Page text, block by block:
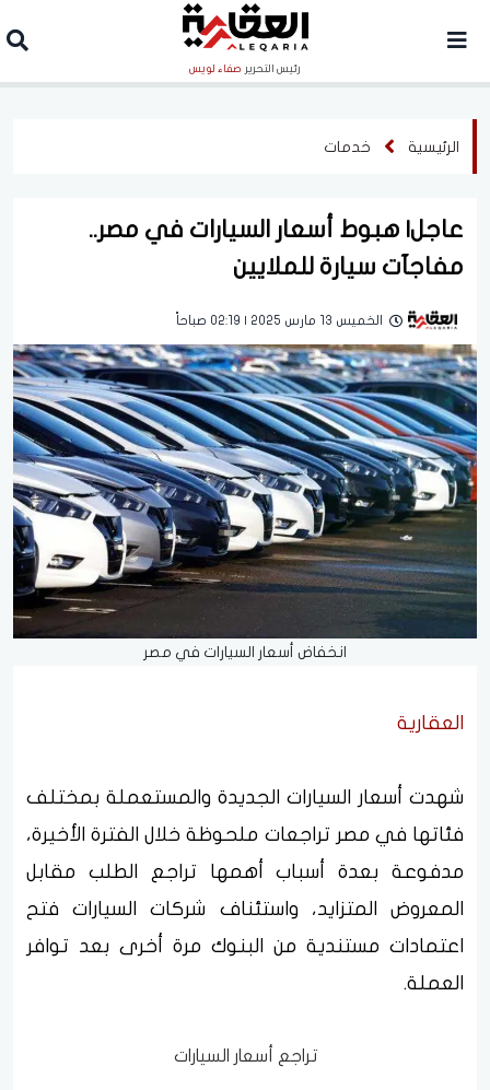
رئيس التحرير صفاء لويس
الرئيسية خدمات
عاجل| هبوط أسعار السيارات في مصر..
مفاجآت سيارة للملايين
الخميس 13 مارس 2025 | 02:19 صباحاً
انخفاض أسعار السيارات في مصر
العقارية
شهدت أسعار السيارات الجديدة والمستعملة بمختلف
فئاتها في مصر تراجعات ملحوظة خلال الفترة الأخيرة،
مدفوعة بعدة أسباب أهمها تراجع الطلب مقابل
المعروض المتزايد، واستئناف شركات السيارات فتح
اعتمادات مستندية من البنوك مرة أخرى بعد توافر
العملة.
تراجع أسعار السيارات